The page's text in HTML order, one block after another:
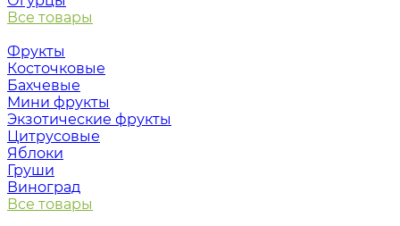
Все товары
Фрукты
Косточковые
Бахчевые
Мини фрукты
Экзотические фрукты
Цитрусовые
Яблоки
Груши
Виноград
Все товары